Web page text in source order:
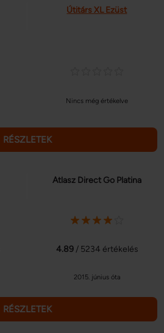
Útitárs XL Ezüst
Nincs még értékelve
RÉSZLETEK
Atlasz Direct Go Platina
4.89/ 5234 értékelés
2015. június óta
RÉSZLETEK